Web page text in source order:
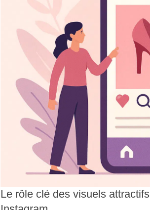
Le rôle clé des visuels